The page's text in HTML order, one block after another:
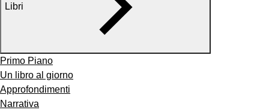
Libri
Primo Piano
Un libro al giorno
Approfondimenti
Narrativa